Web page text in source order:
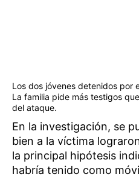
Los dos jóvenes detenidos por
La familia pide más testigos
del ataque.
En la investigación, se
bien a la víctima
la principal hipótesis
habría tenido como